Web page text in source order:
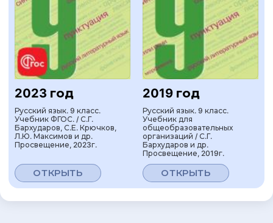
2023 год
Русский язык. 9 класс.
Учебник ФГОС. / С.Г.
Бархударов, С.Е. Крючков,
Л.Ю. Максимов и др.
Просвещение, 2023г.
ОТКРЫТЬ
2019 год
Русский язык. 9 класс.
Учебник для
общеобразовательных
организаций / С.Г.
Бархударов и др.
Просвещение, 2019г.
ОТКРЫТЬ